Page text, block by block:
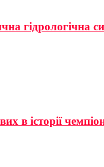
гідрологічна
в історії